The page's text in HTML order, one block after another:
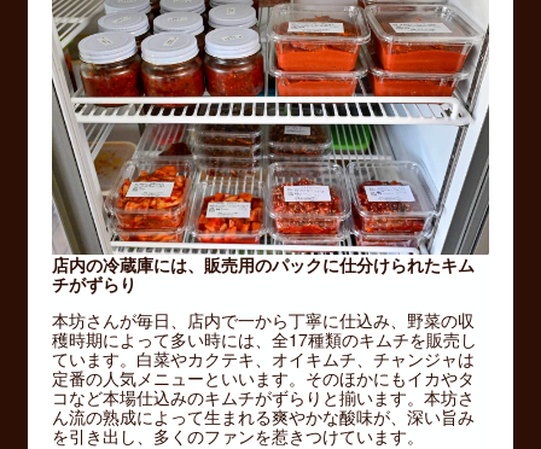
店内の冷蔵庫には、販売用のパックに仕分けられたキム
チがずらり
本坊さんが毎日、店内で一から丁寧に仕込み、野菜の収
穫時期によって多い時には、全17種類のキムチを販売し
ています。白菜やカクテキ、オイキムチ、チャンジャは
定番の人気メニューといいます。そのほかにもイカやタ
コなど本場仕込みのキムチがずらりと揃います。本坊さ
ん流の熟成によって生まれる爽やかな酸味が、深い旨み
を引き出し、多くのファンを惹きつけています。